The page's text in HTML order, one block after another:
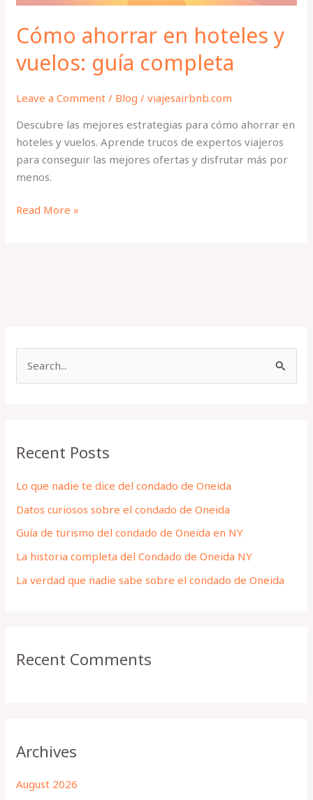
Cómo ahorrar en hoteles y
vuelos: guía completa
Leave a Comment / Blog /viajesairbnb.com
Descubre las mejores estrategias para cómo ahorrar en
hoteles y vuelos. Aprende trucos de expertos viajeros
para conseguir las mejores ofertas y disfrutar más por
menos.
Read More »
c
f
o
r
:
Recent Posts
Lo que nadie te dice del condado de Oneida
Datos curiosos sobre el condado de Oneida
Guía de turismo del condado de Oneida en NY
La historia completa del Condado de Oneida NY
La verdad que nadie sabe sobre el condado de Oneida
Recent Comments
Archives
August 2026